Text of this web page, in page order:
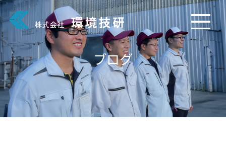
ブログ